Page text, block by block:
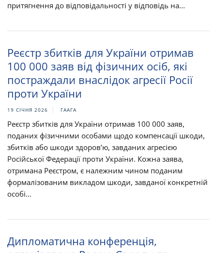
притягнення до відповідальності у відповідь на...
Реєстр збитків для України отримав
100 000 заяв від фізичних осіб, які
постраждали внаслідок агресії Росії
проти України
19 СІЧНЯ 2026 ГААГА
Реєстр збитків для України отримав 100 000 заяв,
поданих фізичними особами щодо компенсації шкоди,
збитків або шкоди здоров’ю, завданих агресією
Російської Федерації проти України. Кожна заява,
отримана Реєстром, є належним чином поданим
формалізованим викладом шкоди, завданої конкретній
особі...
Дипломатична конференція,